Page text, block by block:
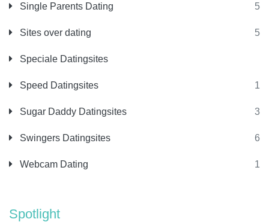
Single Parents Dating 5
Sites over dating 5
Speciale Datingsites
Speed Datingsites 1
Sugar Daddy Datingsites 3
Swingers Datingsites 6
Webcam Dating 1
Spotlight